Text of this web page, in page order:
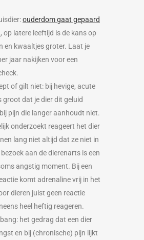
ouderdom gaat gepaard
, op latere leeftijd is de kans op
en kwaaltjes groter. Laat je
jaar nakijken voor een
of gilt niet: bij hevige, acute
groot dat je dier dit geluid
pijn die langer aanhoudt niet.
onderzoekt reageert het dier
lang niet altijd dat ze niet in
aan de dierenarts is een
angstig moment. Bij een
komt adrenaline vrij in het
dieren juist geen reactie
heel heftig reageren.
het gedrag dat een dier
en bij (chronische) pijn lijkt